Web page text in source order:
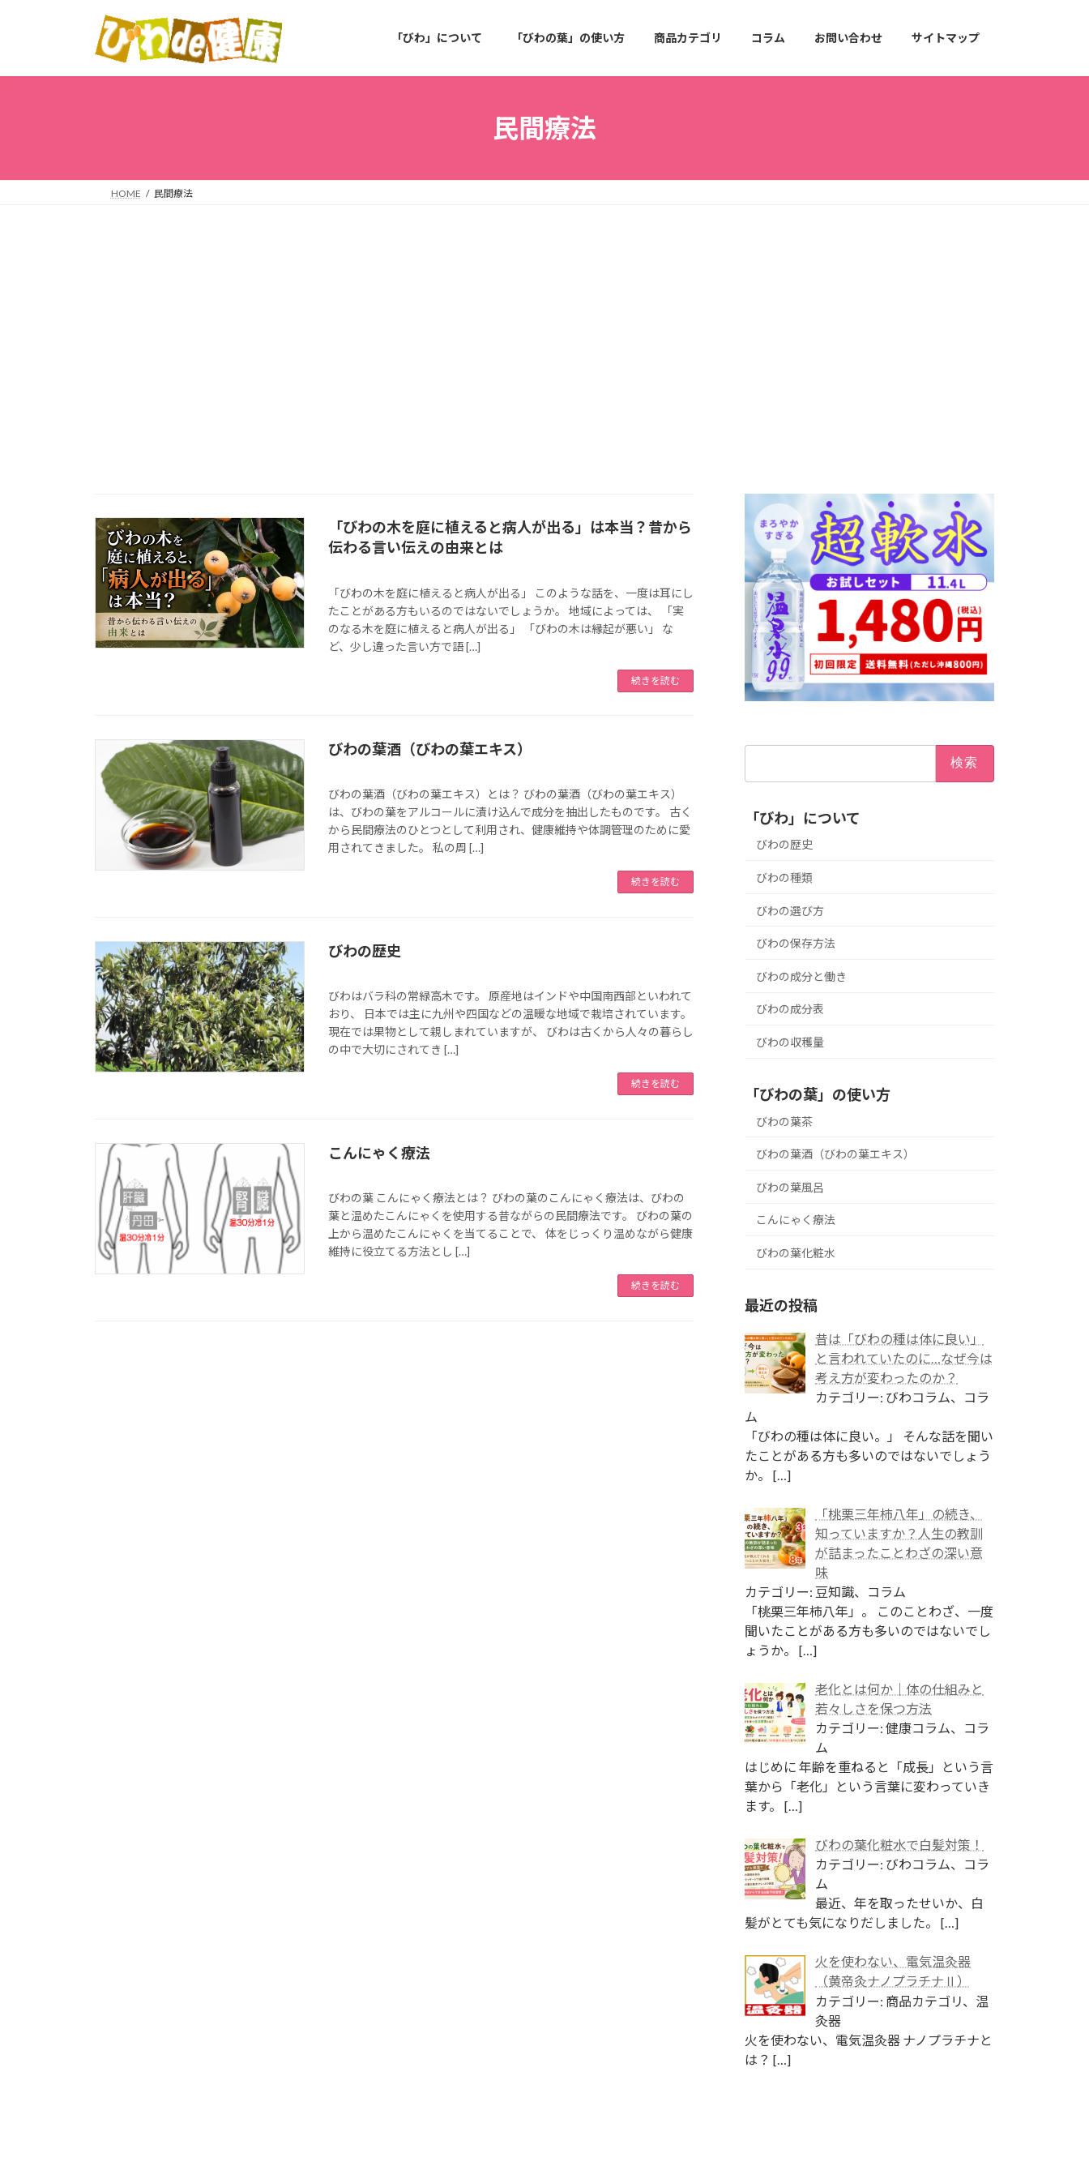
プ
動
「びわ」について 「びわの葉」の使い方 商品カテゴリ コラム お問い合わせ サイトマップ
民間療法
HOME 民間療法
「びわの木を庭に植えると病人が出る」は本当？昔から
伝わる言い伝えの由来とは
「びわの木を庭に植えると病人が出る」 このような話を、一度は耳にし
たことがある方もいるのではないでしょうか。 地域によっては、 「実
のなる木を庭に植えると病人が出る」 「びわの木は縁起が悪い」 な
ど、少し違った言い方で語 […]
続きを読む
びわの葉酒（びわの葉エキス）
びわの葉酒（びわの葉エキス）とは？ びわの葉酒（びわの葉エキス）
は、びわの葉をアルコールに漬け込んで成分を抽出したものです。 古く
から民間療法のひとつとして利用され、健康維持や体調管理のために愛
用されてきました。 私の周 […]
続きを読む
びわの歴史
びわはバラ科の常緑高木です。 原産地はインドや中国南西部といわれて
おり、 日本では主に九州や四国などの温暖な地域で栽培されています。
現在では果物として親しまれていますが、 びわは古くから人々の暮らし
の中で大切にされてき […]
続きを読む
こんにゃく療法
びわの葉 こんにゃく療法とは？ びわの葉のこんにゃく療法は、びわの
葉と温めたこんにゃくを使用する昔ながらの民間療法です。 びわの葉の
上から温めたこんにゃくを当てることで、 体をじっくり温めながら健康
維持に役立てる方法とし […]
続きを読む
「びわ」について
びわの歴史
びわの種類
びわの選び方
びわの保存方法
びわの成分と働き
びわの成分表
びわの収穫量
「びわの葉」の使い方
びわの葉茶
びわの葉酒（びわの葉エキス）
びわの葉風呂
こんにゃく療法
びわの葉化粧水
最近の投稿
昔は「びわの種は体に良い」
と言われていたのに…なぜ今は
考え方が変わったのか？
カテゴリー: びわコラム、コラ
ム
「びわの種は体に良い。」 そんな話を聞い
たことがある方も多いのではないでしょう
か。[…]
「桃栗三年柿八年」の続き、
知っていますか？人生の教訓
が詰まったことわざの深い意
味
カテゴリー: 豆知識、コラム
「桃栗三年柿八年」。 このことわざ、一度
聞いたことがある方も多いのではないでし
ょうか。[…]
老化とは何か｜体の仕組みと
若々しさを保つ方法
カテゴリー: 健康コラム、コラ
ム
はじめに 年齢を重ねると「成長」という言
葉から「老化」という言葉に変わっていき
ます。[…]
びわの葉化粧水で白髪対策！
カテゴリー: びわコラム、コラ
ム
最近、年を取ったせいか、白
髪がとても気になりだしました。[…]
火を使わない、電気温灸器
（黄帝灸ナノプラチナⅡ）
カテゴリー: 商品カテゴリ、温
灸器
火を使わない、電気温灸器 ナノプラチナと
は？[…]